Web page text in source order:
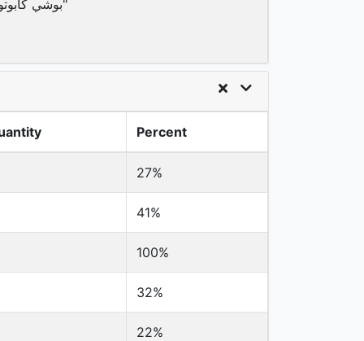
بوشي كابوتو "هوماري"
Percent
27%
41%
100%
32%
22%